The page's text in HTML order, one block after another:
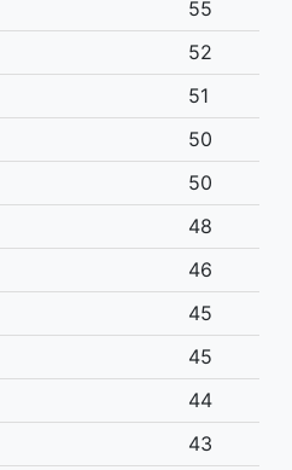
55
52
51
50
50
48
46
45
45
44
43